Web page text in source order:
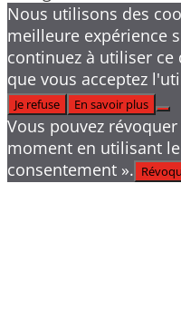
Nous utilisons des
meilleure expérience
continuez à utiliser
que vous acceptez
Je refuse
En savoir plus
Vous pouvez
moment en utilisant
consentement ».